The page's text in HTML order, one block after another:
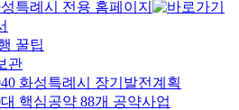
특례시 전용 홈페이지
꿀팁
관
화성특례시 장기발전계획
대 핵심공약 88개 공약사업